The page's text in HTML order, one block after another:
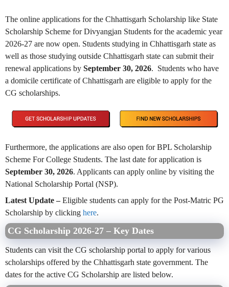
The online applications for the Chhattisgarh Scholarship like State
Scholarship Scheme for Divyangjan Students for the academic year
2026-27 are now open. Students studying in Chhattisgarh state as
well as those studying outside Chhattisgarh state can submit their
renewal applications by September 30, 2026. Students who have
a domicile certificate of Chhattisgarh are eligible to apply for the
CG scholarships.
Furthermore, the applications are also open for BPL Scholarship
Scheme For College Students. The last date for application is
September 30, 2026. Applicants can apply online by visiting the
National Scholarship Portal (NSP).
Latest Update –Eligible students can apply for the Post-Matric PG
Scholarship by clicking here.
CG Scholarship 2026-27 – Key Dates
Students can visit the CG scholarship portal to apply for various
scholarships offered by the Chhattisgarh state government. The
dates for the active CG Scholarship are listed below.